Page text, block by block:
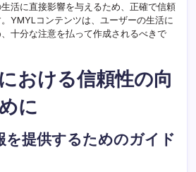
活に直接影響を与えるため、正確で信頼
YMYLコンテンツは、ユーザーの生活に
十分な注意を払って作成されるべきで
おける信頼性の向
に
を提供するためのガイド